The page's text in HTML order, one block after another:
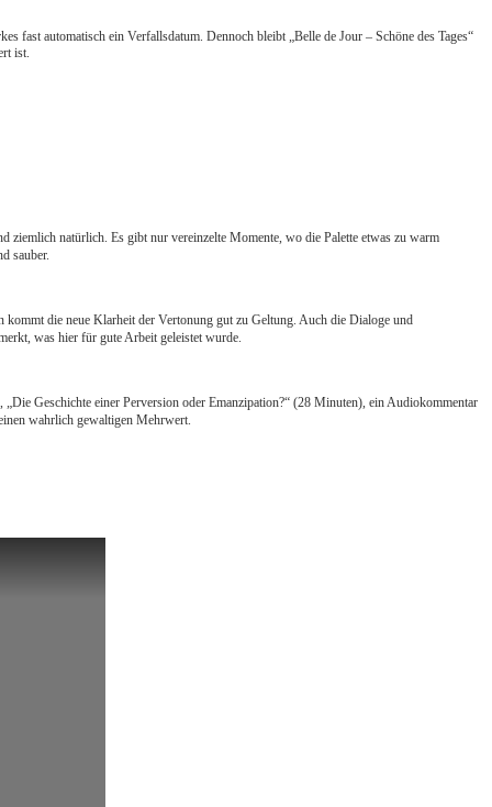
fast automatisch ein Verfallsdatum. Dennoch bleibt „Belle de Jour – Schöne des Tages“
ist.
ziemlich natürlich. Es gibt nur vereinzelte Momente, wo die Palette etwas zu warm
sauber.
die neue Klarheit der Vertonung gut zu Geltung. Auch die Dialoge und
was hier für gute Arbeit geleistet wurde.
Geschichte einer Perversion oder Emanzipation?“ (28 Minuten), ein Audiokommentar
wahrlich gewaltigen Mehrwert.